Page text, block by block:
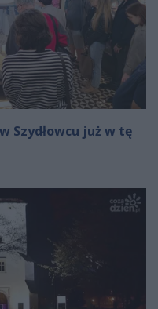
Szydłowcu już w tę